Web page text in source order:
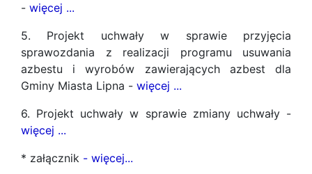
- więcej ...
5. Projekt uchwały w sprawie przyjęcia
sprawozdania z realizacji programu usuwania
azbestu i wyrobów zawierających azbest dla
Gminy Miasta Lipna - więcej ...
6. Projekt uchwały w sprawie zmiany uchwały -
więcej ...
* załącznik - więcej...